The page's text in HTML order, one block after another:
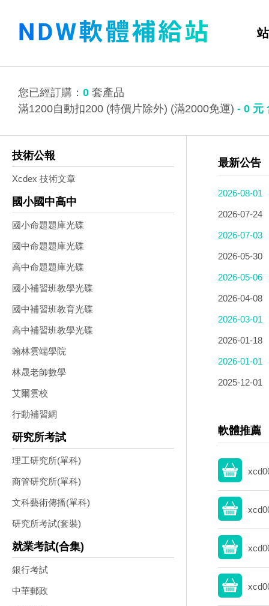
您已經訂購： 0 套產品
滿1200自動扣200 (特價片除外) (滿2000免運) - 0 元
技術公報
Xcdex 技術文章
國小國中高中
國小命題題庫光碟
國中命題題庫光碟
高中命題題庫光碟
國小補習班教學光碟
國中補習班教育光碟
高中補習班教學光碟
翰林雲端學院
林晟老師數學
艾爾雲校
行動補習網
研究所考試
理工研究所(單科)
商管研究所(單科)
文科藝術傳播(單科)
研究所考試(套裝)
就業考試(合集)
銀行考試
中華郵政
最新公告
2026-08-01
2026-07-24
2026-07-03
2026-05-30
2026-05-06
2026-04-08
2026-03-01
2026-01-18
2026-01-01
2025-12-01
軟體推薦